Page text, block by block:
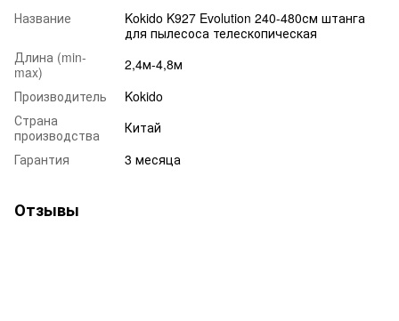
Название
Kokido K927 Evolution 240-480см штанга
для пылесоса телескопическая
Длина (min-
max)
2,4м-4,8м
Производитель
Kokido
Страна
производства
Китай
Гарантия
3 месяца
Отзывы